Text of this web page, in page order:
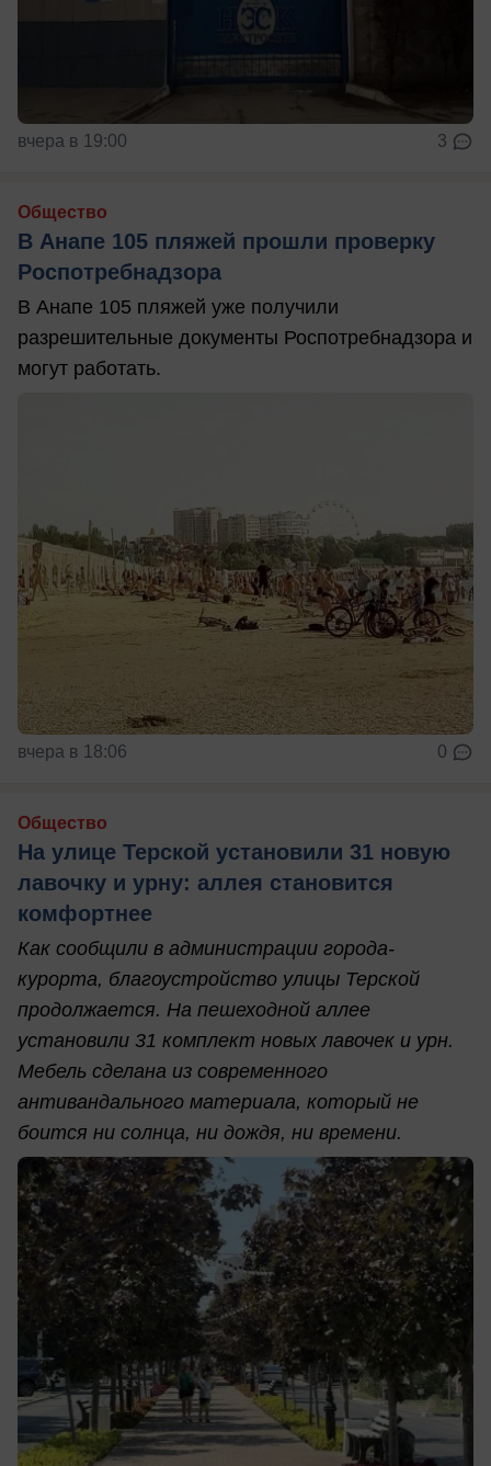
вчера в 19:00 3
Общество
В Анапе 105 пляжей прошли проверку
Роспотребнадзора
В Анапе 105 пляжей уже получили
разрешительные документы Роспотребнадзора и
могут работать.
вчера в 18:06 0
Общество
На улице Терской установили 31 новую
лавочку и урну: аллея становится
комфортнее
Как сообщили в администрации города-
курорта, благоустройство улицы Терской
продолжается. На пешеходной аллее
установили 31 комплект новых лавочек и урн.
Мебель сделана из современного
антивандального материала, который не
боится ни солнца, ни дождя, ни времени.